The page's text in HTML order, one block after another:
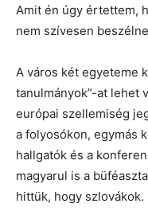
Amit én úgy értettem,
nem szívesen
A város két egyeteme
tanulmányok”-at lehet
európai szellemiség
a folyosókon, egymás
hallgatók és a
magyarul is a
hittük, hogy szlovákok.